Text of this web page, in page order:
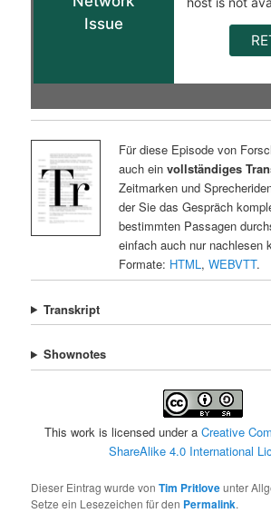
Für diese Episode von
auch ein vollständiges
Zeitmarken und
der Sie das Gespräch
bestimmten Passagen
einfach auch nur nachlesen
Formate: HTML, WEBVTT.
Transkript
Shownotes
This work is licensed under a Creative
ShareAlike 4.0 International
Dieser Eintrag wurde vonTim Pritloveunter
Setze ein Lesezeichen für den Permalink.